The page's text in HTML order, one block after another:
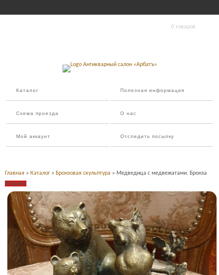
0 товаров
Каталог Полезная информация
Схема проезда О нас
Мой аккаунт Отследить посылку
Главная » Каталог » Бронзовая скульптура » Медведица с медвежатами. Бронза
Продано